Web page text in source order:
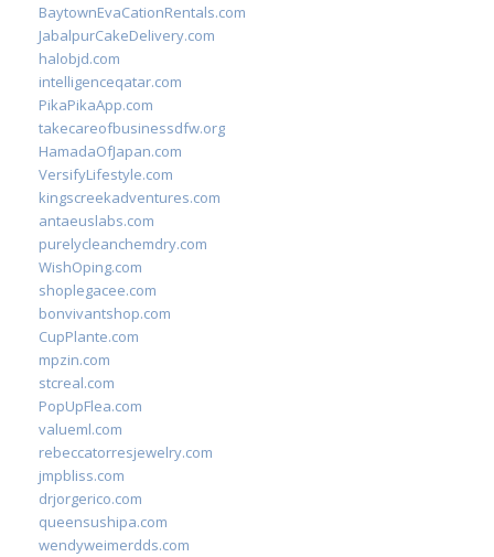
BaytownEvaCationRentals.com
JabalpurCakeDelivery.com
halobjd.com
intelligenceqatar.com
PikaPikaApp.com
takecareofbusinessdfw.org
HamadaOfJapan.com
VersifyLifestyle.com
kingscreekadventures.com
antaeuslabs.com
purelycleanchemdry.com
WishOping.com
shoplegacee.com
bonvivantshop.com
CupPlante.com
mpzin.com
stcreal.com
PopUpFlea.com
valueml.com
rebeccatorresjewelry.com
jmpbliss.com
drjorgerico.com
queensushipa.com
wendyweimerdds.com